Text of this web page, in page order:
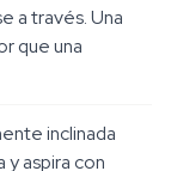
a través. Una
que una
inclinada
y aspira con